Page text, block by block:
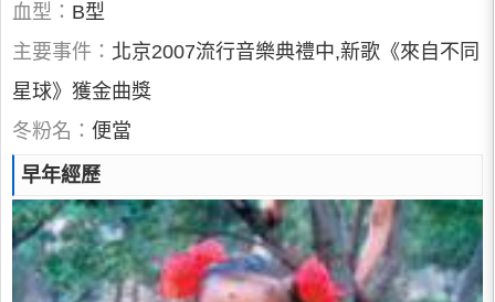
血型： B型
主要事件： 北京2007流行音樂典禮中,新歌《來自不同
星球》獲金曲獎
冬粉名： 便當
早年經歷